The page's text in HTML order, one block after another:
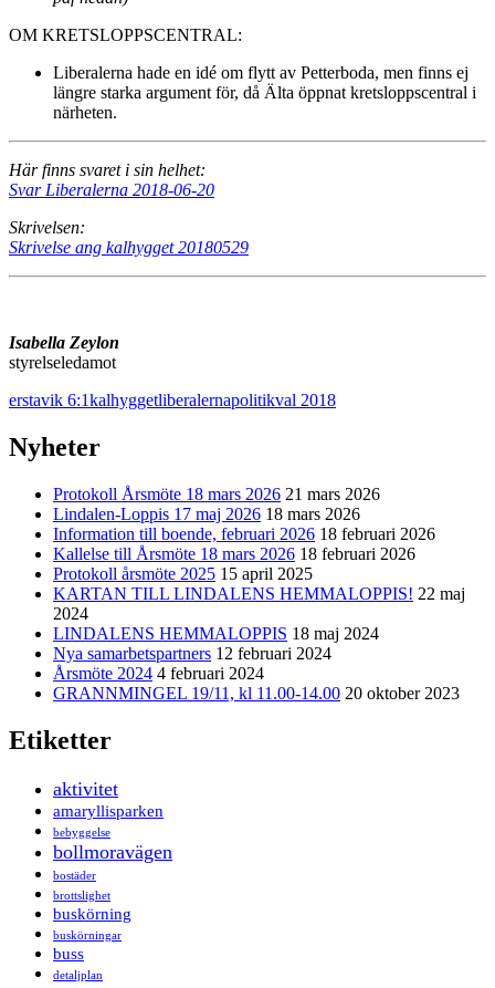
OM KRETSLOPPSCENTRAL:
Liberalerna hade en idé om flytt av Petterboda, men finns ej
längre starka argument för, då Älta öppnat kretsloppscentral i
närheten.
Här finns svaret i sin helhet:
Svar Liberalerna 2018-06-20
Skrivelsen:
Skrivelse ang kalhygget 20180529
Isabella Zeylon
styrelseledamot
erstavik 6:1kalhyggetliberalernapolitikval 2018
Nyheter
Protokoll Årsmöte 18 mars 2026 21 mars 2026
Lindalen-Loppis 17 maj 2026 18 mars 2026
Information till boende, februari 2026 18 februari 2026
Kallelse till Årsmöte 18 mars 2026 18 februari 2026
Protokoll årsmöte 2025 15 april 2025
KARTAN TILL LINDALENS HEMMALOPPIS! 22 maj
2024
LINDALENS HEMMALOPPIS 18 maj 2024
Nya samarbetspartners 12 februari 2024
Årsmöte 2024 4 februari 2024
GRANNMINGEL 19/11, kl 11.00-14.00 20 oktober 2023
Etiketter
aktivitet
amaryllisparken
bebyggelse
bollmoravägen
bostäder
brottslighet
buskörning
buskörningar
buss
detaljplan